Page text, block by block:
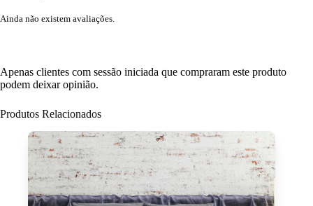
Ainda não existem avaliações.
Apenas clientes com sessão iniciada que compraram este produto
podem deixar opinião.
Produtos Relacionados